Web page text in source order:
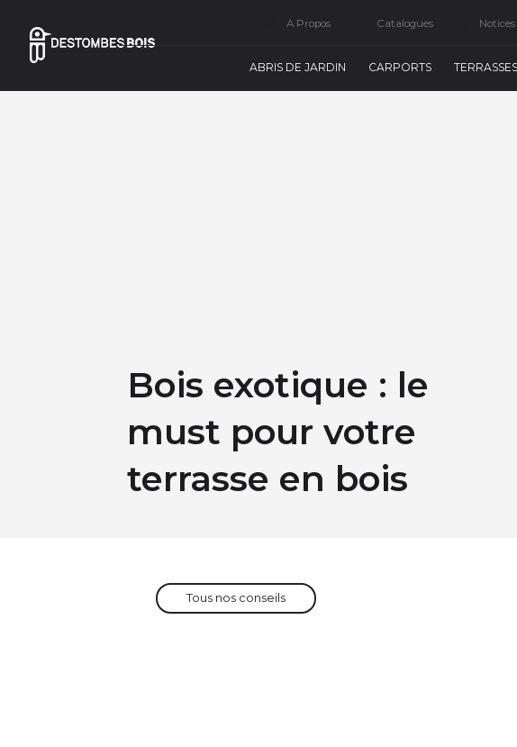
ABRIS DE JARDIN CARPORTS TERRASSES
A Propos Catalogues
Bois exotique : le
must pour votre
terrasse en bois
Tous nos conseils